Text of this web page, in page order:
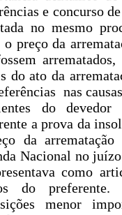
e concurso
no mesmo
o preço da
do ato da
nas
do
a prova da
da
Nacional no
como
do preferente.
menor